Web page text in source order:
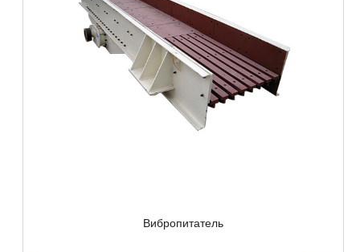
Вибропитатель